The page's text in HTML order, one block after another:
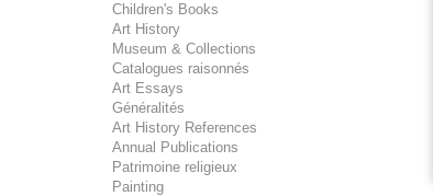
Children's Books
Art History
Museum & Collections
Catalogues raisonnés
Art Essays
Généralités
Art History References
Annual Publications
Patrimoine religieux
Painting